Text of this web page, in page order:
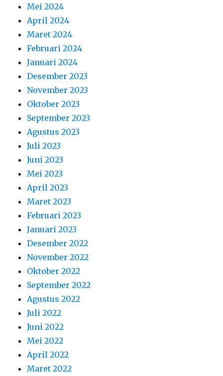
Mei 2024
April 2024
Maret 2024
Februari 2024
Januari 2024
Desember 2023
November 2023
Oktober 2023
September 2023
Agustus 2023
Juli 2023
Juni 2023
Mei 2023
April 2023
Maret 2023
Februari 2023
Januari 2023
Desember 2022
November 2022
Oktober 2022
September 2022
Agustus 2022
Juli 2022
Juni 2022
Mei 2022
April 2022
Maret 2022